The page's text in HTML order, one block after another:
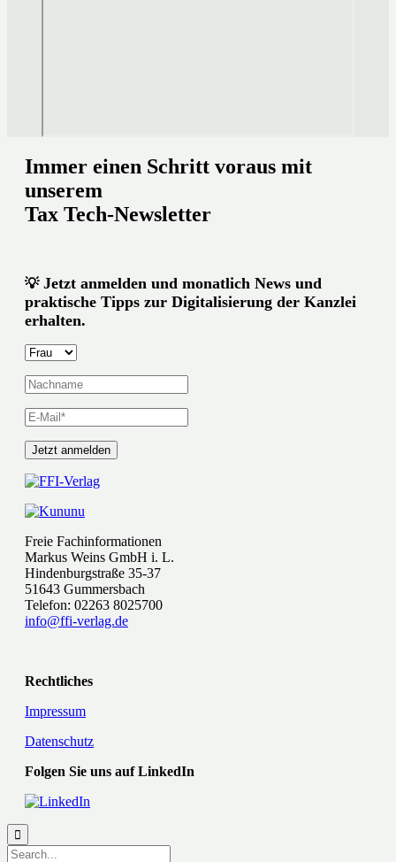
Immer einen Schritt voraus mit
unserem
Tax Tech-Newsletter
💡Jetzt anmelden und monatlich News und
praktische Tipps zur Digitalisierung der Kanzlei
erhalten.
Freie Fachinformationen
Markus Weins GmbH i. L.
Hindenburgstraße 35-37
51643 Gummersbach
Telefon: 02263 8025700
info@ffi-verlag.de
Rechtliches
Impressum
Datenschutz
Folgen Sie uns auf LinkedIn
